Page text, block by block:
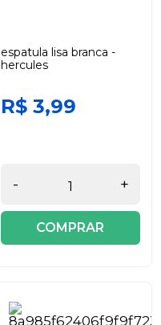
espatula lisa branca -
hercules
R$ 3,99
- +
COMPRAR